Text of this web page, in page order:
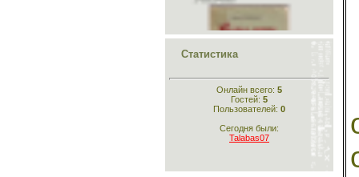
Кройка и шитьё для
самых маленьких
Статистика
Онлайн всего: 5
Гостей: 5
Пользователей: 0
Сегодня были:
Talabas07